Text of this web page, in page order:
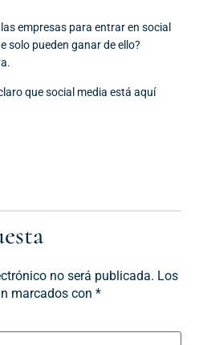
empresas para entrar en social
solo pueden ganar de ello?
que social media está aquí
no será publicada. Los
marcados con*